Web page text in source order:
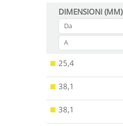
DIMENSIONI (MM)
Da
A
25,4
38,1
38,1